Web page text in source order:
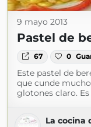
9 mayo 2013
Pastel de
67 0
Este pastel de
que cunde
glotones claro.
La cocina